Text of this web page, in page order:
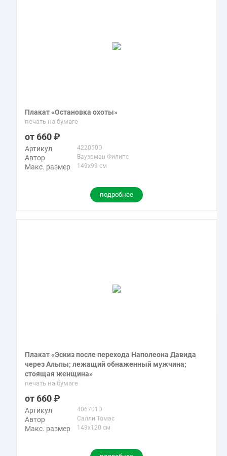
Плакат «Остановка охоты»
печать на бумаге
660
Артикул 422050D
Автор Вауэрман Филипс
Макс. размер 149x99 см
подробнее
Плакат «Эскиз после перехода Наполеона Давида
через Альпы; лежащий обнаженный мужчина;
стоящая женщина»
печать на бумаге
660
Артикул 406701D
Автор Салли Томас
Макс. размер 149x120 см